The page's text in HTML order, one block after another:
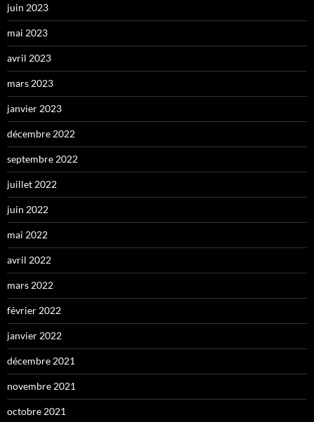
juin 2023
mai 2023
avril 2023
mars 2023
janvier 2023
décembre 2022
septembre 2022
juillet 2022
juin 2022
mai 2022
avril 2022
mars 2022
février 2022
janvier 2022
décembre 2021
novembre 2021
octobre 2021